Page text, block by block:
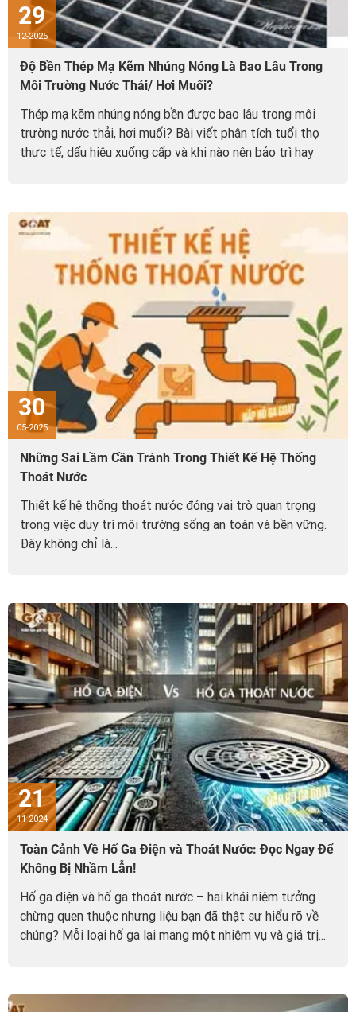
29
12-2025
Độ Bền Thép Mạ Kẽm Nhúng Nóng Là Bao Lâu Trong
Môi Trường Nước Thải/ Hơi Muối?
Thép mạ kẽm nhúng nóng bền được bao lâu trong môi
trường nước thải, hơi muối? Bài viết phân tích tuổi thọ
thực tế, dấu hiệu xuống cấp và khi nào nên bảo trì hay
30
05-2025
Những Sai Lầm Cần Tránh Trong Thiết Kế Hệ Thống
Thoát Nước
Thiết kế hệ thống thoát nước đóng vai trò quan trọng
trong việc duy trì môi trường sống an toàn và bền vững.
Đây không chỉ là...
21
11-2024
Toàn Cảnh Về Hố Ga Điện và Thoát Nước: Đọc Ngay Để
Không Bị Nhầm Lẫn!
Hố ga điện và hố ga thoát nước – hai khái niệm tưởng
chừng quen thuộc nhưng liệu bạn đã thật sự hiểu rõ về
chúng? Mỗi loại hố ga lại mang một nhiệm vụ và giá trị...